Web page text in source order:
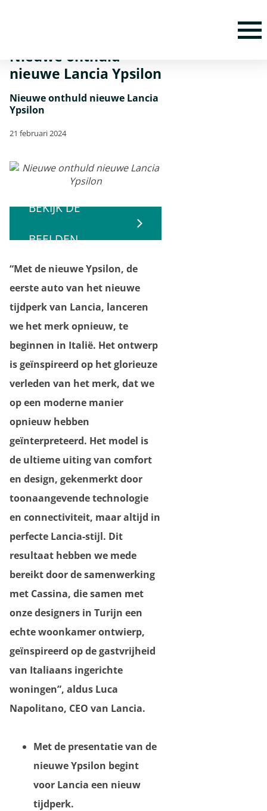
Nieuwe onthuld
nieuwe Lancia Ypsilon
Nieuwe onthuld nieuwe Lancia
Ypsilon
21 februari 2024
BEKIJK DE
BEELDEN
“Met de nieuwe Ypsilon, de
eerste auto van het nieuwe
tijdperk van Lancia, lanceren
we het merk opnieuw, te
beginnen in Italië. Het ontwerp
is geïnspireerd op het glorieuze
verleden van het merk, dat we
op een moderne manier
opnieuw hebben
geïnterpreteerd. Het model is
de ultieme uiting van comfort
en design, gekenmerkt door
toonaangevende technologie
en connectiviteit, maar altijd in
perfecte Lancia-stijl. Dit
resultaat hebben we mede
bereikt door de samenwerking
met Cassina, die samen met
onze designers in Turijn een
echte woonkamer ontwierp,
geïnspireerd op de gastvrijheid
van Italiaans ingerichte
woningen”, aldus Luca
Napolitano, CEO van Lancia.
Met de presentatie van de
nieuwe Ypsilon begint
voor Lancia een nieuw
tijdperk.